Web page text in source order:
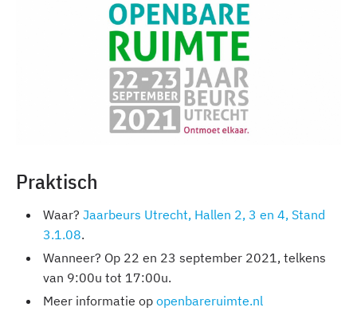
Praktisch
Waar? Jaarbeurs Utrecht, Hallen 2, 3 en 4, Stand
3.1.08.
Wanneer? Op 22 en 23 september 2021, telkens
van 9:00u tot 17:00u.
Meer informatie op openbareruimte.nl